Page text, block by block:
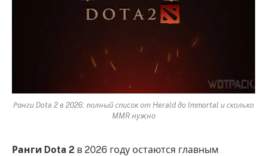
Ранги Dota 2 в 2026: полный список от Herald до Immortal и сколько
MMR нужно
Ранги Dota 2 в 2026 году остаются главным